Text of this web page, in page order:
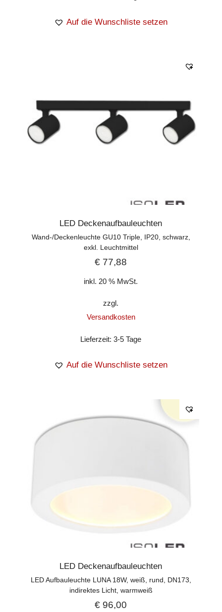
Auf die Wunschliste setzen
LED Deckenaufbauleuchten
Wand-/Deckenleuchte GU10 Triple, IP20, schwarz,
exkl. Leuchtmittel
€ 77,88
inkl. 20 % MwSt.
zzgl.
Versandkosten
Lieferzeit:3-5 Tage
Auf die Wunschliste setzen
LED Deckenaufbauleuchten
LED Aufbauleuchte LUNA 18W, weiß, rund, DN173,
indirektes Licht, warmweiß
€ 96,00